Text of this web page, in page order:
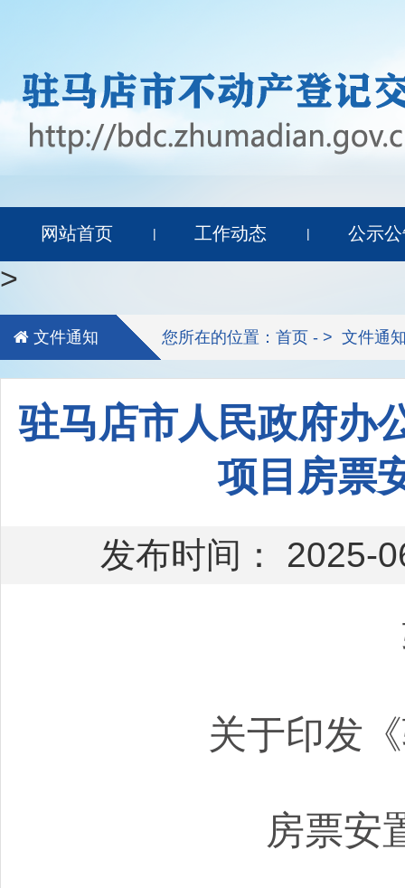
网站首页 | 工作动态 | 公示
>
文件通知 您所在的位置：首页 - > 文件通
驻马店市人民政府办
项目房票
发布时间： 2025-
关于印发
房票安